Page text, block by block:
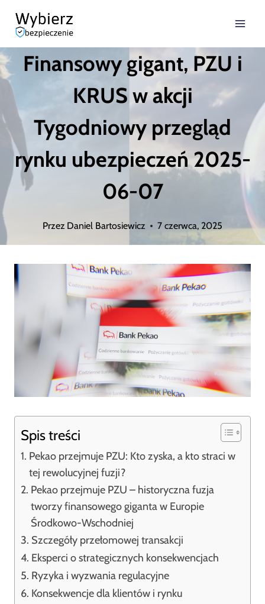
Przejdź
treściFinansowy gigant, PZU i
KRUS w akcji
Tygodniowy przegląd
rynku ubezpieczeń 2025-
06-07
Przez Daniel Bartosiewicz 7 czerwca, 2025
Spis treści
Pekao przejmuje PZU: Kto zyska, a kto straci w
tej rewolucyjnej fuzji?
Pekao przejmuje PZU – historyczna fuzja
tworzy finansowego giganta w Europie
Środkowo-Wschodniej
Szczegóły przełomowej transakcji
Eksperci o strategicznych konsekwencjach
Ryzyka i wyzwania regulacyjne
Konsekwencje dla klientów i rynku